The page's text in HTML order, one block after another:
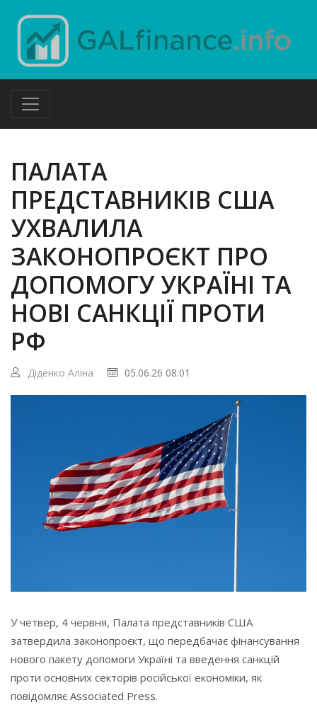
ПАЛАТА
ПРЕДСТАВНИКІВ США
УХВАЛИЛА
ЗАКОНОПРОЄКТ ПРО
ДОПОМОГУ УКРАЇНІ ТА
НОВІ САНКЦІЇ ПРОТИ
РФ
Діденко Аліна 05.06.26 08:01
У четвер, 4 червня, Палата представників США
затвердила законопроєкт, що передбачає фінансування
нового пакету допомоги Україні та введення санкцій
проти основних секторів російської економіки, як
повідомляє Associated Press.